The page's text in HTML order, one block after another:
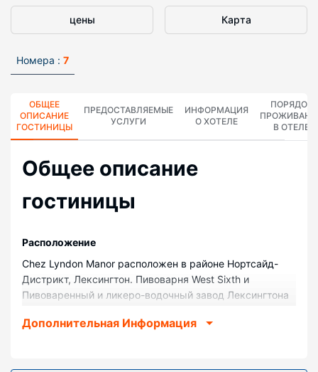
цены Карта
Номера : 7
ОБЩЕЕ
ОПИСАНИЕ
ГОСТИНИЦЫ
ПРЕДОСТАВЛЯЕМЫЕ
УСЛУГИ
ИНФОРМАЦИЯ
О ХОТЕЛЕ
ПОРЯДОК
В ОТЕЛЕ
Общее описание
гостиницы
Pасположение
Chez Lyndon Manor расположен в районе Нортсайд-
Дистрикт, Лексингтон. Пивоварня West Sixth и
Пивоваренный и ликеро-водочный завод Лексингтона
Мини-отель — вариант с прекрасным расположением:
Дополнительная Информация